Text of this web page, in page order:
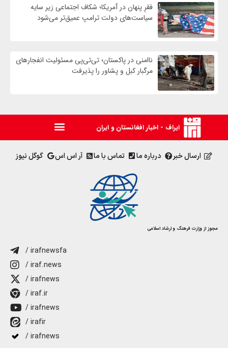
فقرِ پنهان در آمریکا؛ شکاف اجتماعی زیر سایه
سیاست‌های دولت ترامپ عمیق‌تر می‌شود
ناامنی در پاکستان؛ تی‌تی‌پی مسئولیت انفجارهای
مرگبار کبل و پشاور را پذیرفت
ایراف - اخبار افغانستان و ایران
ارسال خبر درباره ما تماس با ما آر اس اس گوگل نیوز
مجوز از وزارت فرهنگ و ارشاد اسلامی
/ irafnewsfa
/ iraf.news
/ irafnews
/ iraf.ir
/ irafnews
/ irafir
/ irafnews